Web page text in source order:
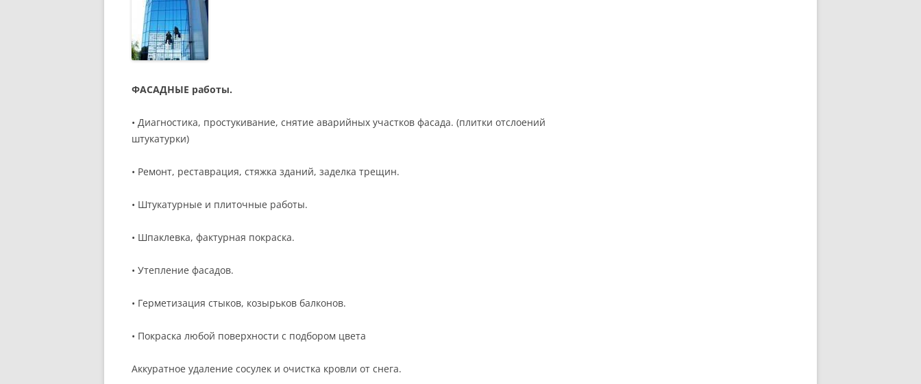
ФАСАДНЫЕ работы.
• Диагностика, простукивание, снятие аварийных участков фасада. (плитки отслоений
штукатурки)
• Ремонт, реставрация, стяжка зданий, заделка трещин.
• Штукатурные и плиточные работы.
• Шпаклевка, фактурная покраска.
• Утепление фасадов.
• Герметизация стыков, козырьков балконов.
• Покраска любой поверхности с подбором цвета
Аккуратное удаление сосулек и очистка кровли от снега.